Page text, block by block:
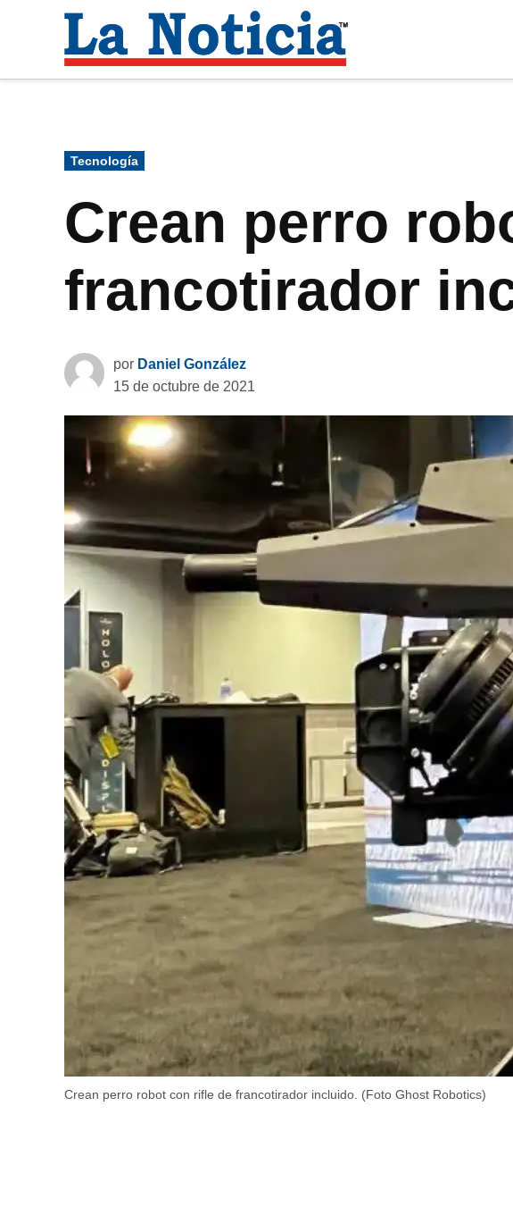
contenido
Noticia
Publicado
en
Tecnología
Crean perro
francotirador
por Daniel González
15 de octubre de 2021
Crean perro robot con rifle de francotirador incluido. (Foto Ghost Robotics)